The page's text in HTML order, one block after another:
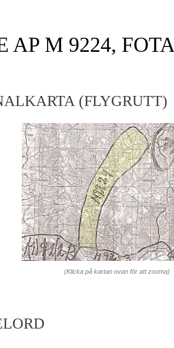
AP M 9224,
(FLYGRUTT)
(Klicka på kartan ovan för att zooma)